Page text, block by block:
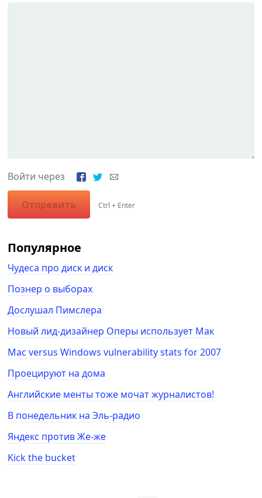
Войти через
Отправить Ctrl + Enter
Популярное
Чудеса про диск и диск
Познер о выборах
Дослушал Пимслера
Новый лид-дизайнер Оперы использует Мак
Mac versus Windows vulnerability stats for 2007
Проецируют на дома
Английские менты тоже мочат журналистов!
В понедельник на Эль-радио
Яндекс против Же-же
Kick the bucket